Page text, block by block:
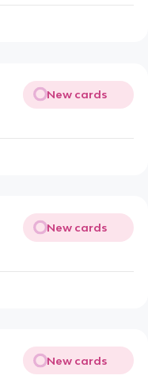
New cards
New cards
New cards